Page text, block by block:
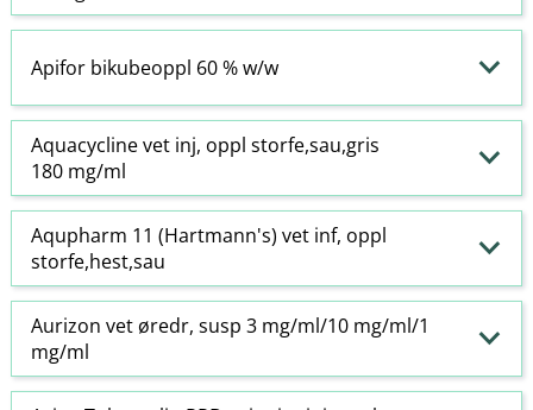
Apifor bikubeoppl 60 % w​/​w
Aquacycline vet inj, oppl storfe,sau,gris
180 mg/ml
Aqupharm 11 (Hartmann's) vet inf, oppl
storfe,hest,sau
Aurizon vet øredr, susp 3 mg/ml/10 mg/ml/1
mg/ml